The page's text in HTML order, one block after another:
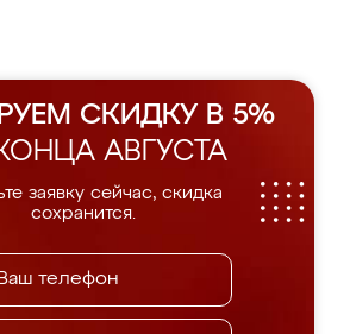
СКИДКУ В 5%
АВГУСТА
заявку сейчас, скидка
сохранится.